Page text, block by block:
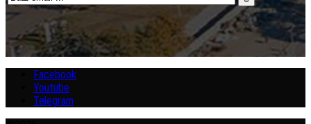
Facebook
Youtube
Telegram